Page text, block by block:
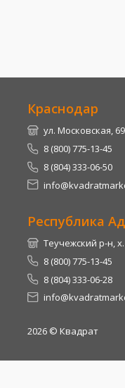
Краснодар
ул. Московская,
8 (800) 775-13-45
8 (804) 333-06-50
Республика
Теучежский р-н,
8 (800) 775-13-45
8 (804) 333-06-28
2026 © Квадрат